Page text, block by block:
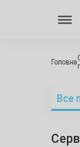
Головна
Все